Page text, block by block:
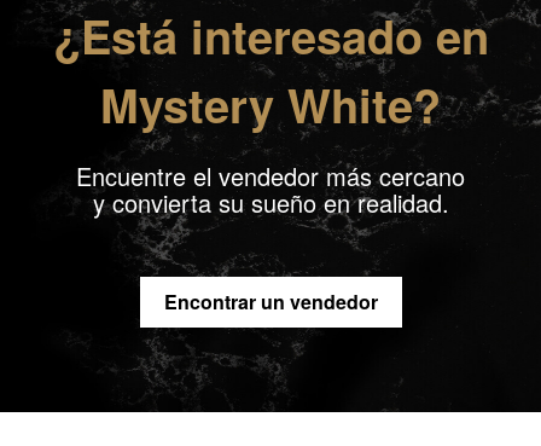
¿Está interesado en
Mystery White?
Encuentre el vendedor más cercano
y convierta su sueño en realidad.
Encontrar un vendedor